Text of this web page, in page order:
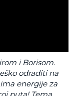
i Borisom.
odraditi na
energije za